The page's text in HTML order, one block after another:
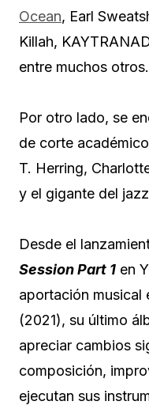
Ocean, Earl
Killah,
entre muchos otros.
Por otro lado, se
de corte
T. Herring,
y el gigante del
Desde el
Session Part 1 en
aportación musical
(2021), su último
apreciar cambios
composición,
ejecutan sus